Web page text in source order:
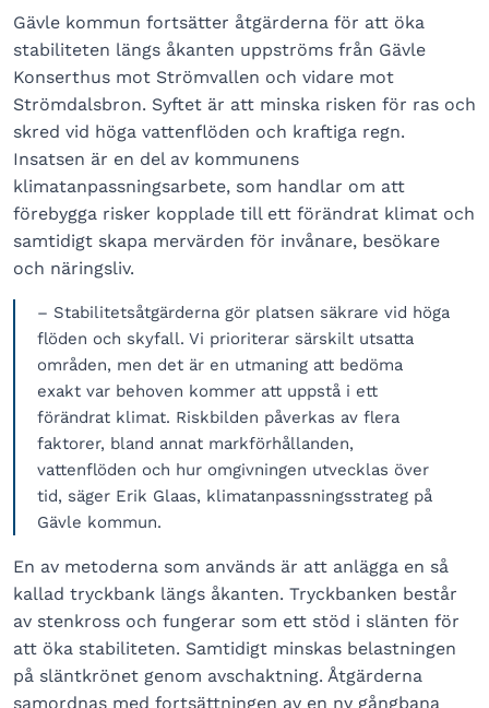
Gävle kommun fortsätter åtgärderna för att öka
stabiliteten längs åkanten uppströms från Gävle
Konserthus mot Strömvallen och vidare mot
Strömdalsbron. Syftet är att minska risken för ras och
skred vid höga vattenflöden och kraftiga regn.
Insatsen är en del av kommunens
klimatanpassningsarbete, som handlar om att
förebygga risker kopplade till ett förändrat klimat och
samtidigt skapa mervärden för invånare, besökare
och näringsliv.
– Stabilitetsåtgärderna gör platsen säkrare vid höga
flöden och skyfall. Vi prioriterar särskilt utsatta
områden, men det är en utmaning att bedöma
exakt var behoven kommer att uppstå i ett
förändrat klimat. Riskbilden påverkas av flera
faktorer, bland annat markförhållanden,
vattenflöden och hur omgivningen utvecklas över
tid, säger Erik Glaas, klimatanpassningsstrateg på
Gävle kommun.
En av metoderna som används är att anlägga en så
kallad tryckbank längs åkanten. Tryckbanken består
av stenkross och fungerar som ett stöd i slänten för
att öka stabiliteten. Samtidigt minskas belastningen
på släntkrönet genom avschaktning. Åtgärderna
samordnas med fortsättningen av en ny gångbana